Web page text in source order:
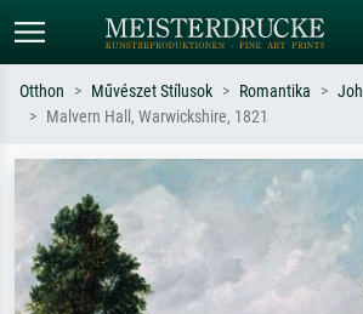
szerint – pl. Monet, Csillagos éj,
impresszionizmus, Hokusai-hullám,
akt.
Írja le a
piros
Otthon Művészet Stílusok Romantika
Malvern Hall, Warwickshire, 1821